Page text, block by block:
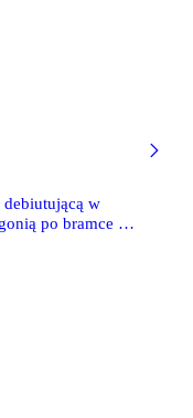
debiutującą w
po bramce w